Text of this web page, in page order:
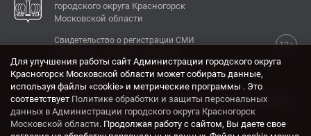
городского округа Красногорск
Московской области
12+
Свидетельство о регистрации СМИ
КОНТАКТЫ
Адрес: 143404, Московская область, г. Красногорск,
ул. Ленина, дом 4.
Электронная почта:
Для улучшения работы сайт Администрации городского округа
Красногорск Московской области может собирать данные,
используя файлы «cookie» и метрические программы . Это
соответствует Политике обработки и защиты персональных
данных в Администрации городского округа Красногорск
Московской области. Продолжая работу с сайтом, Вы даете свое